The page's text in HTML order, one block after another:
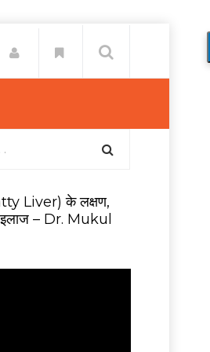
Liver) के लक्षण,
इलाज – Dr. Mukul